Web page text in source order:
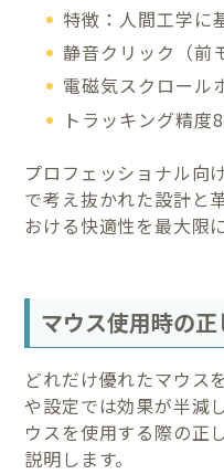
特徴：人間工学に
静音クリック（前
電磁気スクロール
トラッキング精度
プロフェッショナル向
で考え抜かれた設計と
おける快適性を最大限
マウス使用時の
どれだけ優れたマウス
や設定では効果が半減
ウスを使用する際の正
説明します。